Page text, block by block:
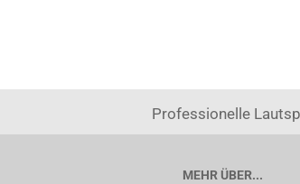
Professionelle
MEHR ÜBER...